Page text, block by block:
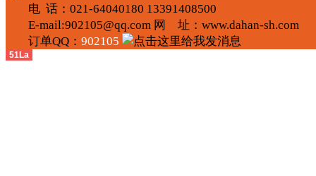
电 话： 021-64040180 13391408500
E-mail:902105@qq.com 网 址： www.dahan-sh.com
订单QQ： 902105
51La